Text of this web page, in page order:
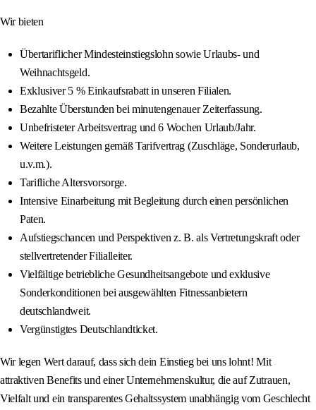
Wir bieten
Übertariflicher Mindesteinstiegslohn sowie Urlaubs- und
Weihnachtsgeld.
Exklusiver 5 % Einkaufsrabatt in unseren Filialen.
Bezahlte Überstunden bei minutengenauer Zeiterfassung.
Unbefristeter Arbeitsvertrag und 6 Wochen Urlaub/Jahr.
Weitere Leistungen gemäß Tarifvertrag (Zuschläge, Sonderurlaub,
u.v.m.).
Tarifliche Altersvorsorge.
Intensive Einarbeitung mit Begleitung durch einen persönlichen
Paten.
Aufstiegschancen und Perspektiven z. B. als Vertretungskraft oder
stellvertretender Filialleiter.
Vielfältige betriebliche Gesundheitsangebote und exklusive
Sonderkonditionen bei ausgewählten Fitnessanbietern
deutschlandweit.
Vergünstigtes Deutschlandticket.
Wir legen Wert darauf, dass sich dein Einstieg bei uns lohnt! Mit
attraktiven Benefits und einer Unternehmenskultur, die auf Zutrauen,
Vielfalt und ein transparentes Gehaltssystem unabhängig vom Geschlecht